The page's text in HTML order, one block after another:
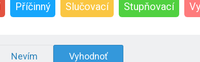
Příčinný Slučovací Stupňovací
Nevím Vyhodnoť